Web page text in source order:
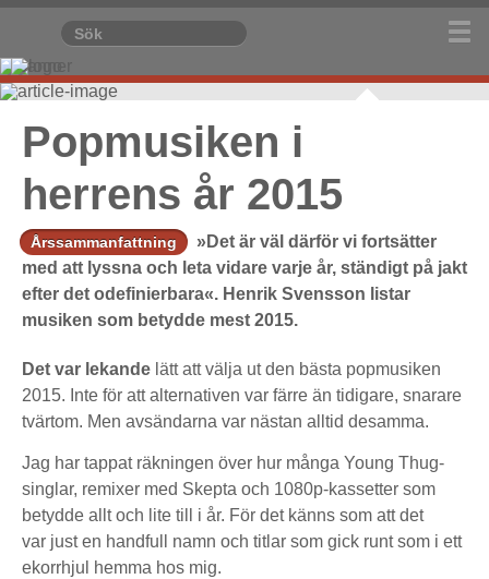
Popmusiken i
herrens år 2015
Årssammanfattning
»Det är väl därför vi fortsätter
med att lyssna och leta vidare varje år, ständigt på jakt
efter det odefinierbara«. Henrik Svensson listar
musiken som betydde mest 2015.
Det var lekande lätt att välja ut den bästa popmusiken
2015. Inte för att alternativen var färre än tidigare, snarare
tvärtom. Men avsändarna var nästan alltid desamma.
Jag har tappat räkningen över hur många Young Thug-
singlar, remixer med Skepta och 1080p-kassetter som
betydde allt och lite till i år. För det känns som att det
var just en handfull namn och titlar som gick runt som i ett
ekorrhjul hemma hos mig.